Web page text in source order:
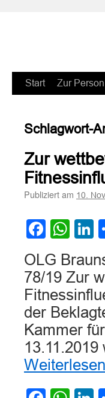
Zum
springen
Start Zur Person
Schlagwort-
Zur
Publiziert am 10.
OLG
78/19 Zur
der
Kammer
Weiterlesen